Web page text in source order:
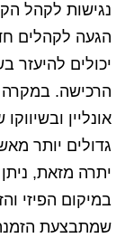
נגישות לקהל
הגעה לקהלים
יכולים להיעזר
הרכישה.
אונליין
גדולים יותר
יתרה מזאת,
במיקום הפיזי
שמתבצעת